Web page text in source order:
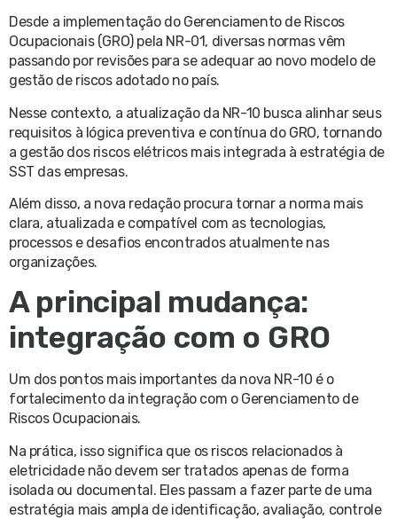
Desde a implementação do Gerenciamento de Riscos
Ocupacionais (GRO) pela NR-01, diversas normas vêm
passando por revisões para se adequar ao novo modelo de
gestão de riscos adotado no país.
Nesse contexto, a atualização da NR-10 busca alinhar seus
requisitos à lógica preventiva e contínua do GRO, tornando
a gestão dos riscos elétricos mais integrada à estratégia de
SST das empresas.
Além disso, a nova redação procura tornar a norma mais
clara, atualizada e compatível com as tecnologias,
processos e desafios encontrados atualmente nas
organizações.
A principal mudança:
integração com o GRO
Um dos pontos mais importantes da nova NR-10 é o
fortalecimento da integração com o Gerenciamento de
Riscos Ocupacionais.
Na prática, isso significa que os riscos relacionados à
eletricidade não devem ser tratados apenas de forma
isolada ou documental. Eles passam a fazer parte de uma
estratégia mais ampla de identificação, avaliação, controle